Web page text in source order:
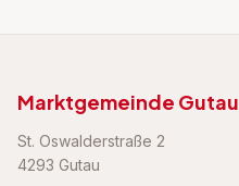
Marktgemeinde Gutau
St. Oswalderstraße 2
4293 Gutau